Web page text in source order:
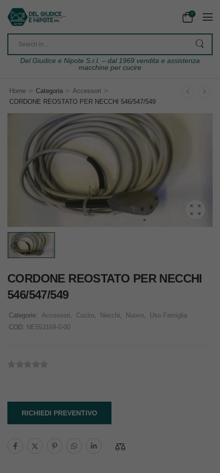
0
Del Giudice e Nipote S.r.l. – dal 1969 vendita e assistenza
macchine per cucire
Home > Categoria > Accessori >
CORDONE REOSTATO PER NECCHI 546/547/549
CORDONE REOSTATO PER NECCHI
546/547/549
Categorie: Accessori Cucito Necchi Nuovo
Uso Famiglia
COD: NE553169-0-00
RICHIEDI PREVENTIVO